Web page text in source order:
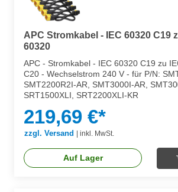
APC Stromkabel - IEC 60320 C19
60320
APC - Stromkabel - IEC 60320 C19 zu
C20 - Wechselstrom 240 V - für P/N:
SMT2200R2I-AR, SMT3000I-AR,
SRT1500XLI, SRT2200XLI-KR
219,69 €*
zzgl. Versand inkl. MwSt.
Auf Lager